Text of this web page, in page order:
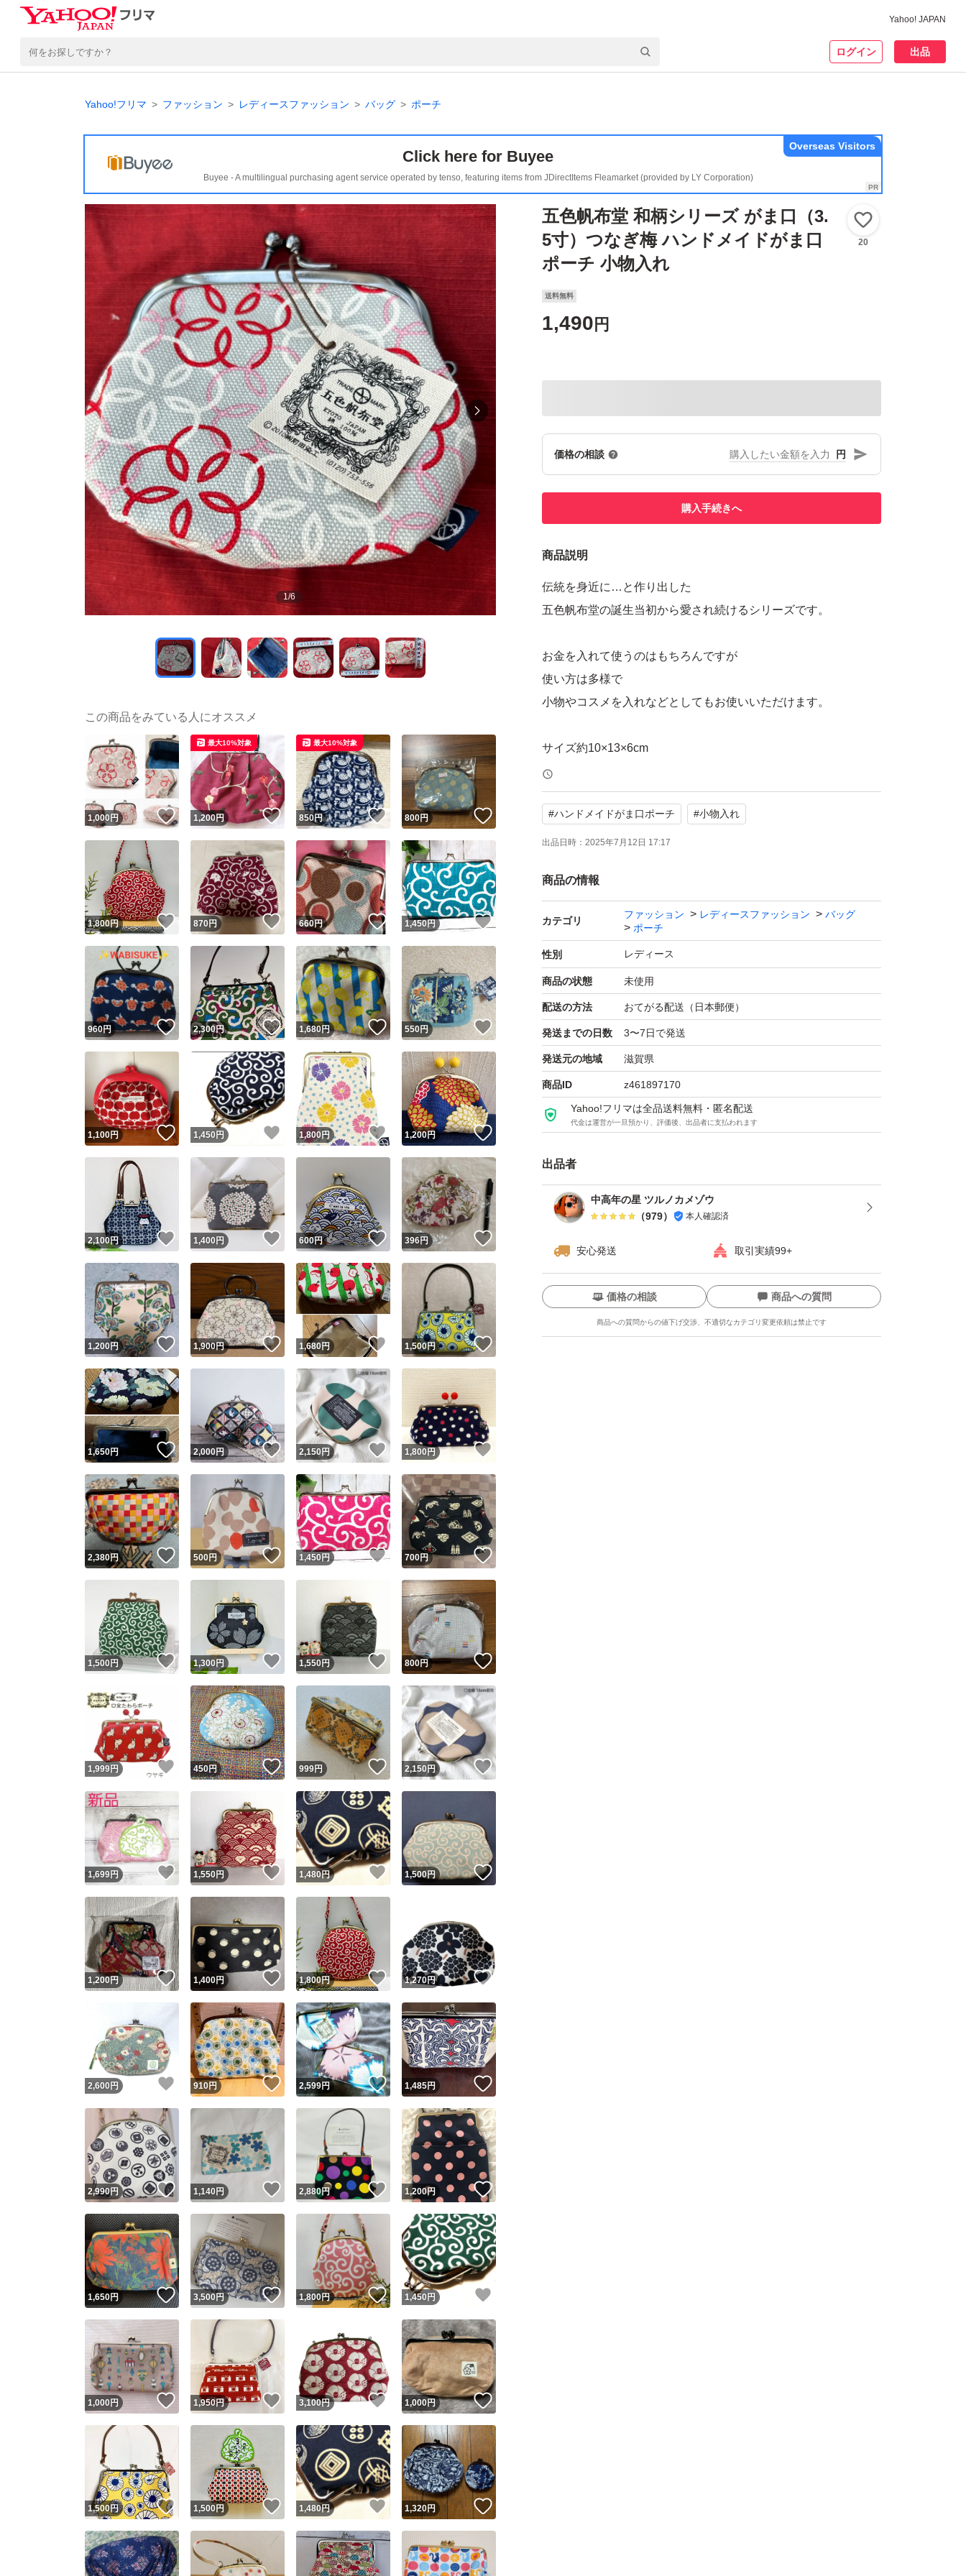
Yahoo! JAPAN
ログイン 出品
Yahoo!フリマ ファッション レディースファッション バッグ ポーチ
Click here for Buyee
Buyee - A multilingual purchasing agent service operated by tenso, featuring items from JDirectItems Fleamarket (provided by LY Corporation)
Overseas Visitors
1/6
五色帆布堂 和柄シリーズ がま口（3.
5寸）つなぎ梅 ハンドメイドがま口
ポーチ 小物入れ
20
送料無料
1,490 円
価格の相談 円
購入手続きへ
商品説明
伝統を身近に…と作り出した
五色帆布堂の誕生当初から愛され続けるシリーズです。
お金を入れて使うのはもちろんですが
使い方は多様で
小物やコスメを入れなどとしてもお使いいただけます。
サイズ約10×13×6cm
未使用のまま自宅保管
断捨離しました
#ハンドメイドがま口ポーチ #小物入れ
出品日時： 2025年7月12日 17:17
商品の情報
カテゴリ
ファッション レディースファッション
バッグ
ポーチ
性別 レディース
商品の状態 未使用
配送の方法 おてがる配送（日本郵便）
発送までの日数 3〜7日で発送
発送元の地域 滋賀県
商品ID z461897170
Yahoo!フリマは全品送料無料・匿名配送
代金は運営が一旦預かり、評価後、出品者に支払われます
出品者
中高年の星 ツルノカメゾウ
（979） 本人確認済
安心発送 取引実績99+
ユーザーの実績について
Yahoo!フリマが定めた一定の基準を満たしたユーザーにバッジを付与しています
安心取引出品者
安心取引出品者 Yahoo!フリマの基準をクリアした安心・安全なユーザーです
取引実績
取引実績◯+ このユーザーはYahoo!フリマの取引を完了させた実績があります
他フリマ実績◯+ このユーザーは他フリマサービスでの取引実績があります
スピード&安心発送
※このバッジは実績に基づく表示であり、発送を保証しているものではありません
スピード＆安心発送
このユーザーは高頻度で24時間以内＆設定した発送日数内に発送してい
ます
スピード発送 このユーザーは高頻度で24時間以内に発送しています
安心発送 このユーザーは設定した発送日数内に発送しています
価格の相談 商品への質問
商品への質問からの値下げ交渉、不適切なカテゴリ変更依頼は禁止です
この商品の情報をコピーします
商品画像の 無断転載は禁止されています
1商品につき1回です
出品ページへ
キャンセル
この商品をみている人にオススメ
1,000 円 いいね！
1,200円 いいね！
最大10%対象
850円 いいね！
最大10%対象
800円
1,800円 いいね！
870円 いいね！
660円 いいね！
1,450 円
960円 いいね！
2,300円 いいね！
1,680円 いいね！
550円 いいね！
1,100円 いいね！
1,450 円 いいね！
1,800円 いいね！
1,200円 いいね！
2,100円 いいね！
1,400円 いいね！
600円 いいね！
396円
1,200円 いいね！
1,900円 いいね！
1,680円 いいね！
1,500円
1,650円 いいね！
2,000円 いいね！
2,150円 いいね！
1,800円
2,380円 いいね！
500円 いいね！
1,450円 いいね！
700円 いいね！
1,500円 いいね！
1,300円 いいね！
1,550円 いいね！
800円 いいね！
1,999円 いいね！
450円 いいね！
999円 いいね！
2,150円 いいね！
1,699円 いいね！
1,550円 いいね！
1,480円 いいね！
1,500円
1,200円 いいね！
1,400円 いいね！
1,800円 いいね！
1,270円
2,600 円 いいね！
910円 いいね！
2,599円 いいね！
1,485円
2,990円 いいね！
1,140円 いいね！
2,880円 いいね！
1,200円 いいね！
1,650円 いいね！
3,500円 いいね！
1,800円 いいね！
1,450 円
1,000円 いいね！
1,950円 いいね！
3,100円 いいね！
1,000円 いいね！
1,500円 いいね！
1,500円 いいね！
1,480円 いいね！
1,320円 いいね！